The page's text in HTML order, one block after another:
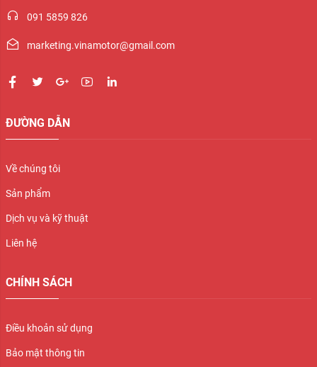
091 5859 826
marketing.vinamotor@gmail.com
ĐƯỜNG DẪN
Về chúng tôi
Sản phẩm
Dịch vụ và kỹ thuật
Liên hệ
CHÍNH SÁCH
Điều khoản sử dụng
Bảo mật thông tin